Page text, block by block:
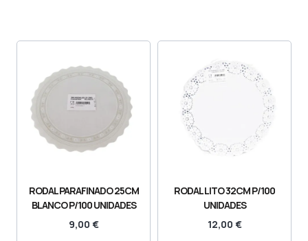
RODAL PARAFINADO 25CM
BLANCO P/100 UNIDADES
9,00 €
RODAL LITO 32CM P/100
UNIDADES
12,00 €